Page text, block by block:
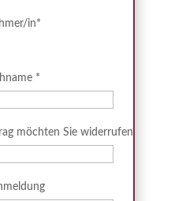
in*
*
möchten Sie widerrufen